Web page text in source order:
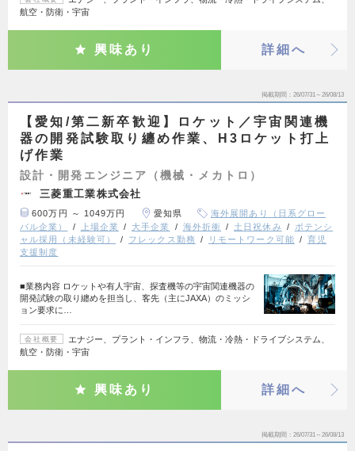
航空・防衛・宇宙
興味あり 詳細へ
掲載期間 26/07/31～26/08/13
【愛知/第二新卒歓迎】ロケット／宇宙関連機
器の開発試験取り纏め作業、H3ロケット打上
げ作業
設計・開発エンジニア（機械・メカトロ）
三菱重工業株式会社
600万円 ～ 1049万円 愛知県
海外展開あり（日系グロー
バル企業）
上場企業 大手企業 海外折衝 土日祝休み
ポテンシ
ャル採用（未経験可）
フレックス勤務 リモートワーク可能
育児
支援制度
■業務内容 ロケットや有人宇宙、探査機等の宇宙関連機器の
開発試験の取り纏めを担当し、客先（主にJAXA）のミッシ
ョン要求に…
会社概要
エナジー、プラント・インフラ、物流・冷熱・ドライブシステム、
航空・防衛・宇宙
興味あり 詳細へ
掲載期間 26/07/31～26/08/13